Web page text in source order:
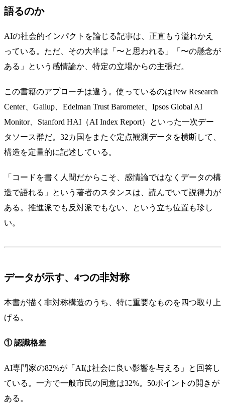
語るのか
AIの社会的インパクトを論じる記事は、正直もう溢れかえ
っている。ただ、その大半は「〜と思われる」「〜の懸念が
ある」という感情論か、特定の立場からの主張だ。
この書籍のアプローチは違う。使っているのはPew Research
Center、Gallup、Edelman Trust Barometer、Ipsos Global AI
Monitor、Stanford HAI（AI Index Report）といった一次デー
タソース群だ。32カ国をまたぐ定点観測データを横断して、
構造を定量的に記述している。
「コードを書く人間だからこそ、感情論ではなくデータの構
造で語れる」という著者のスタンスは、読んでいて説得力が
ある。推進派でも反対派でもない、という立ち位置も珍し
い。
データが示す、4つの非対称
本書が描く非対称構造のうち、特に重要なものを四つ取り上
げる。
① 認識格差
AI専門家の82%が「AIは社会に良い影響を与える」と回答し
ている。一方で一般市民の同意は32%。50ポイントの開きが
ある。